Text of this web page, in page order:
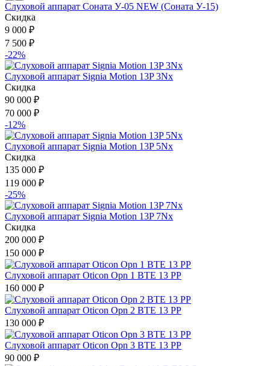
Слуховой аппарат Соната У-05 NEW (Соната У-15)
Скидка
9 000 ₽
7 500 ₽
-22%
Слуховой аппарат Signia Motion 13P 3Nx
Скидка
90 000 ₽
70 000 ₽
-12%
Слуховой аппарат Signia Motion 13P 5Nx
Скидка
135 000 ₽
119 000 ₽
-25%
Слуховой аппарат Signia Motion 13P 7Nx
Скидка
200 000 ₽
150 000 ₽
Слуховой аппарат Oticon Opn 1 BTE 13 PP
160 000 ₽
Слуховой аппарат Oticon Opn 2 BTE 13 PP
130 000 ₽
Слуховой аппарат Oticon Opn 3 BTE 13 PP
90 000 ₽